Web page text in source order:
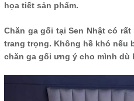
họa tiết sản phẩm.
Chăn ga gối tại Sen Nhật có
trang trọng. Không hề khó nếu
chăn ga gối ưng ý cho mình dù